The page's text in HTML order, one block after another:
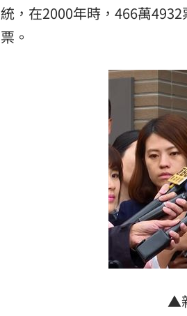
油品食安事件引關注 挑選保健食
罕病博士彭士齊 輪椅上的生命覺醒
酷澎「爸氣父親節」國際官方品
統，在2000年時，466萬
票。
▲